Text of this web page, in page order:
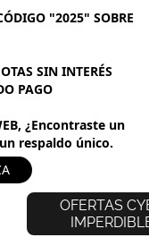
"2025" SOBRE
SIN INTERÉS
PAGO
¿Encontraste un
respaldo único.
OFERTAS